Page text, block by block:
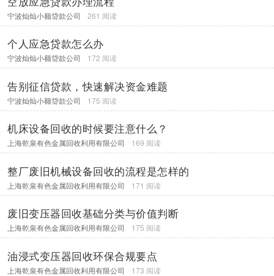
宁波灿灿小额贷款公司 261 阅读
个人应急贷款怎么办
宁波灿灿小额贷款公司 172 阅读
告别征信贷款，快速解决资金难题
宁波灿灿小额贷款公司 175 阅读
机床设备回收的时候要注意什么？
上海乾泉有色金属回收利用有限公司 169 阅读
整厂废旧机械设备回收的流程是怎样的
上海乾泉有色金属回收利用有限公司 171 阅读
废旧变压器回收基础分类与价值判断
上海乾泉有色金属回收利用有限公司 175 阅读
油浸式变压器回收环保合规要点
上海乾泉有色金属回收利用有限公司 173 阅读